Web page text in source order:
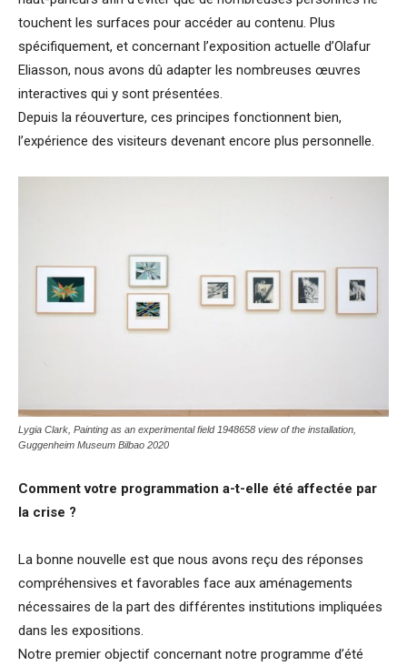
touchent les surfaces pour accéder au contenu. Plus
spécifiquement, et concernant l’exposition actuelle d’Olafur
Eliasson, nous avons dû adapter les nombreuses œuvres
interactives qui y sont présentées.
Depuis la réouverture, ces principes fonctionnent bien,
l’expérience des visiteurs devenant encore plus personnelle.
Lygia Clark, Painting as an experimental field 1948658 view of the installation,
Guggenheim Museum Bilbao 2020
Comment votre programmation a-t-elle été affectée par
la crise ?
La bonne nouvelle est que nous avons reçu des réponses
compréhensives et favorables face aux aménagements
nécessaires de la part des différentes institutions impliquées
dans les expositions.
Notre premier objectif concernant notre programme d’été